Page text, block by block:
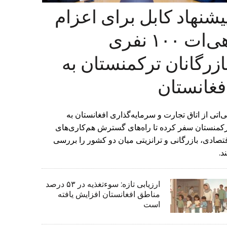
کابل برای اعزام
هی‌ات ۱۰۰ نفری
ترکمنستان به
از اتاق تجارت و سرمایه‌گذاری افغانستان به
سفر کرده تا راه‌های گسترش هم‌کاری‌های
بازرگانی و ترانزیتی میان دو کشور را بررسی
ارزیابی تازه: سوءتغذیه در ۵۳ درصد
مناطق افغانستان افزایش یافته
است